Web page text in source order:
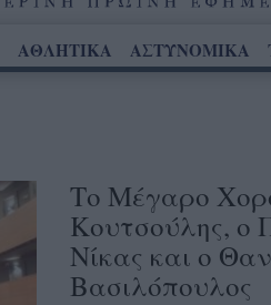
ΑΘΛΗΤΙΚΑ ΑΣΤΥΝΟΜΙΚΑ
Το Μέγαρο
Κουτσούλης, ο
Νίκας και ο
Βασιλόπουλος